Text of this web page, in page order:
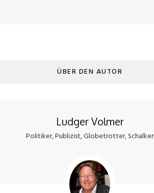
ÜBER DEN AUTOR
Ludger Volmer
Politiker, Publizist, Globetrotter, Schalker